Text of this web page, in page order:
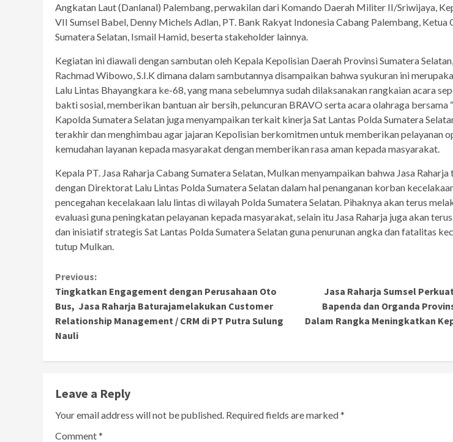
Angkatan Laut (Danlanal) Palembang, perwakilan dari Komando Daerah Militer II/Sriwijaya,
VII Sumsel Babel, Denny Michels Adlan, PT. Bank Rakyat Indonesia Cabang Palembang, Ketua
Sumatera Selatan, Ismail Hamid, beserta stakeholder lainnya.
Kegiatan ini diawali dengan sambutan oleh Kepala Kepolisian Daerah Provinsi Sumatera
Rachmad Wibowo, S.I.K dimana dalam sambutannya disampaikan bahwa syukuran ini
Lalu Lintas Bhayangkara ke-68, yang mana sebelumnya sudah dilaksanakan rangkaian acara
bakti sosial, memberikan bantuan air bersih, peluncuran BRAVO serta acara olahraga bersama
Kapolda Sumatera Selatan juga menyampaikan terkait kinerja Sat Lantas Polda Sumatera
terakhir dan menghimbau agar jajaran Kepolisian berkomitmen untuk memberikan pelayanan
kemudahan layanan kepada masyarakat dengan memberikan rasa aman kepada masyarakat.
Kepala PT. Jasa Raharja Cabang Sumatera Selatan, Mulkan menyampaikan bahwa Jasa
dengan Direktorat Lalu Lintas Polda Sumatera Selatan dalam hal penanganan korban
pencegahan kecelakaan lalu lintas di wilayah Polda Sumatera Selatan. Pihaknya akan terus
evaluasi guna peningkatan pelayanan kepada masyarakat, selain itu Jasa Raharja juga akan
dan inisiatif strategis Sat Lantas Polda Sumatera Selatan guna penurunan angka dan fatalitas
tutup Mulkan.
Continue
Reading
Previous:
Tingkatkan Engagement dengan Perusahaan Oto
Bus, Jasa Raharja Baturajamelakukan Customer
Relationship Management / CRM di PT Putra Sulung
Nauli
Jasa Raharja Sumsel
Bapenda dan Organda
Dalam Rangka Meningkatkan
Leave a Reply
Your email address will not be published. Required fields are marked*
Comment*